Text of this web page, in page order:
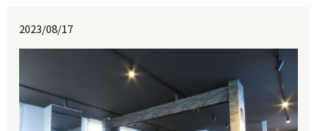
2023/08/17